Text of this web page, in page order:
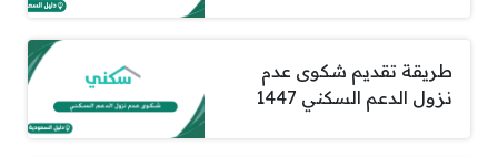
طريقة تقديم شكوى عدم
نزول الدعم السكني 1447